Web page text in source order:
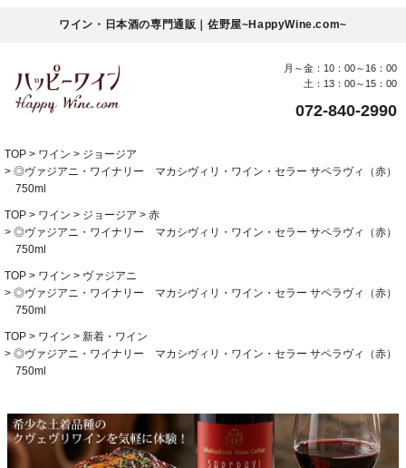
ワイン・日本酒の専門通販｜佐野屋~HappyWine.com~
月～金：10：00～16：00
土：13：00～15：00
072-840-2990
TOP ワイン
ジョージア
◎ヴァジアニ・ワイナリー マカシヴィリ・ワイン・セラー サペラヴィ（赤）
750ml
TOP ワイン ジョージア
赤
◎ヴァジアニ・ワイナリー マカシヴィリ・ワイン・セラー サペラヴィ（赤）
750ml
TOP ワイン
ヴァジアニ
◎ヴァジアニ・ワイナリー マカシヴィリ・ワイン・セラー サペラヴィ（赤）
750ml
TOP ワイン
新着・ワイン
◎ヴァジアニ・ワイナリー マカシヴィリ・ワイン・セラー サペラヴィ（赤）
750ml